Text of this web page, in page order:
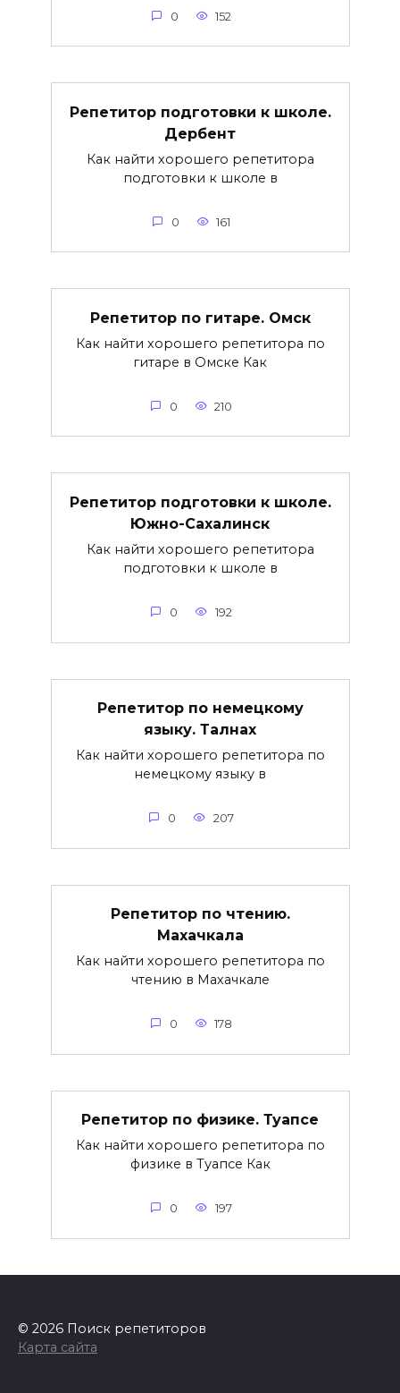
0 152
Репетитор подготовки к школе.
Дербент
Как найти хорошего репетитора
подготовки к школе в
0 161
Репетитор по гитаре. Омск
Как найти хорошего репетитора по
гитаре в Омске Как
0 210
Репетитор подготовки к школе.
Южно-Сахалинск
Как найти хорошего репетитора
подготовки к школе в
0 192
Репетитор по немецкому
языку. Талнах
Как найти хорошего репетитора по
немецкому языку в
0 207
Репетитор по чтению.
Махачкала
Как найти хорошего репетитора по
чтению в Махачкале
0 178
Репетитор по физике. Туапсе
Как найти хорошего репетитора по
физике в Туапсе Как
0 197
© 2026 Поиск репетиторов
Карта сайта